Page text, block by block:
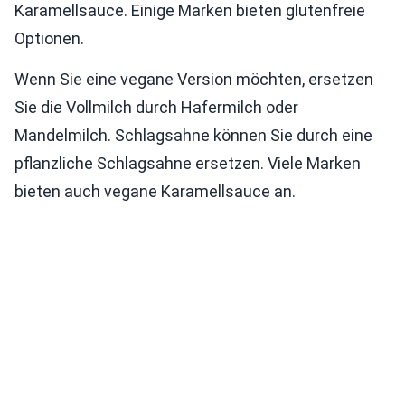
Karamellsauce. Einige Marken bieten glutenfreie
Optionen.
Wenn Sie eine vegane Version möchten, ersetzen
Sie die Vollmilch durch Hafermilch oder
Mandelmilch. Schlagsahne können Sie durch eine
pflanzliche Schlagsahne ersetzen. Viele Marken
bieten auch vegane Karamellsauce an.